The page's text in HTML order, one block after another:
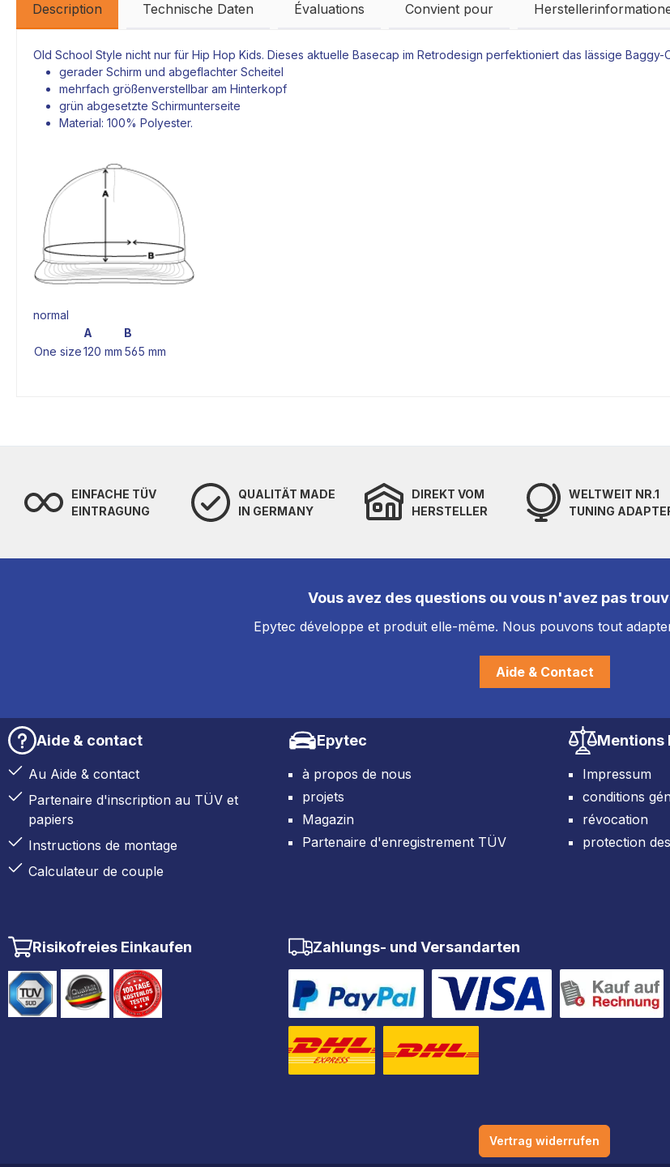
Description Technische Daten Évaluations Convient pour
Old School Style nicht nur für Hip Hop Kids. Dieses aktuelle Basecap im Retrodesign perfektioniert das lässige
gerader Schirm und abgeflachter Scheitel
mehrfach größenverstellbar am Hinterkopf
grün abgesetzte Schirmunterseite
Material: 100% Polyester.
normal
A
B
One size120 mm 565 mm
EINFACHE TÜV
EINTRAGUNG
QUALITÄT MADE
IN GERMANY
DIREKT VOM
HERSTELLER
WELTWEIT NR.1
TUNING
Vous avez des questions ou vous n'avez pas
Epytec développe et produit elle-même. Nous pouvons tout
Aide & Contact
Aide & contact
Au Aide & contact
Partenaire d'inscription au TÜV et
papiers
Instructions de montage
Calculateur de couple
Epytec
à propos de nous
projets
Magazin
Partenaire d'enregistrement TÜV
Mentions
Impressum
conditions
révocation
protection
Risikofreies Einkaufen Zahlungs- und Versandarten
Vertrag widerrufen